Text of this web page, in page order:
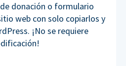
donación o formulario
web con solo copiarlos y
¡No se requiere